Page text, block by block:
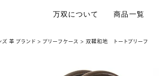
万双について 商品一覧
ズ 革 ブランド ブリーフケース 双鞣和地 トートブリーフ